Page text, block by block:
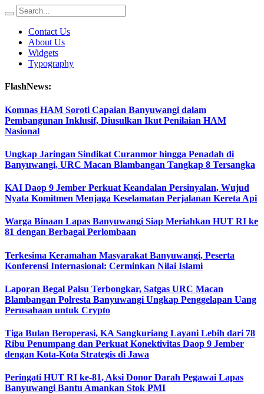
Contact Us
About Us
Widgets
Typography
FlashNews:
Komnas HAM Soroti Capaian Banyuwangi dalam
Pembangunan Inklusif, Diusulkan Ikut Penilaian HAM
Nasional
Ungkap Jaringan Sindikat Curanmor hingga Penadah di
Banyuwangi, URC Macan Blambangan Tangkap 8 Tersangka
KAI Daop 9 Jember Perkuat Keandalan Persinyalan, Wujud
Nyata Komitmen Menjaga Keselamatan Perjalanan Kereta Api
Warga Binaan Lapas Banyuwangi Siap Meriahkan HUT RI ke
81 dengan Berbagai Perlombaan
Terkesima Keramahan Masyarakat Banyuwangi, Peserta
Konferensi Internasional: Cerminkan Nilai Islami
Laporan Begal Palsu Terbongkar, Satgas URC Macan
Blambangan Polresta Banyuwangi Ungkap Penggelapan Uang
Perusahaan untuk Crypto
Tiga Bulan Beroperasi, KA Sangkuriang Layani Lebih dari 78
Ribu Penumpang dan Perkuat Konektivitas Daop 9 Jember
dengan Kota-Kota Strategis di Jawa
Peringati HUT RI ke-81, Aksi Donor Darah Pegawai Lapas
Banyuwangi Bantu Amankan Stok PMI